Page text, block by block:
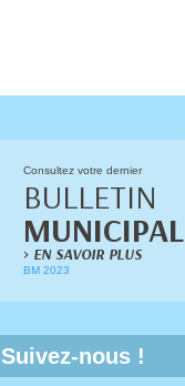
Consultez votre dernier
BULLETIN
MUNICIPAL
> EN SAVOIR PLUS
BM 2023
Suivez-nous !